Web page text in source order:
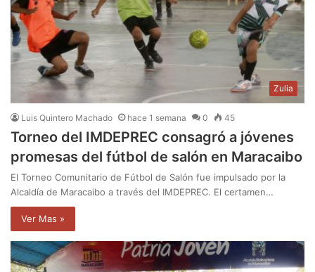
Zulia
Luis Quintero Machado hace 1 semana 0 45
Torneo del IMDEPREC consagró a jóvenes
promesas del fútbol de salón en Maracaibo
El Torneo Comunitario de Fútbol de Salón fue impulsado por la
Alcaldía de Maracaibo a través del IMDEPREC. El certamen…
Ver Mas »